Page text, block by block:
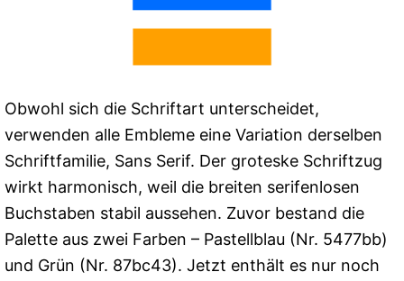
Obwohl sich die Schriftart unterscheidet,
verwenden alle Embleme eine Variation derselben
Schriftfamilie, Sans Serif. Der groteske Schriftzug
wirkt harmonisch, weil die breiten serifenlosen
Buchstaben stabil aussehen. Zuvor bestand die
Palette aus zwei Farben – Pastellblau (Nr. 5477bb)
und Grün (Nr. 87bc43). Jetzt enthält es nur noch